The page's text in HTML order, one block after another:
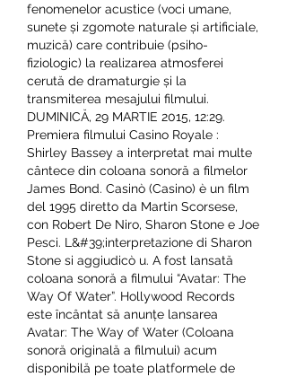
fenomenelor acustice (voci umane,
sunete și zgomote naturale și artificiale,
muzică) care contribuie (psiho-
fiziologic) la realizarea atmosferei
cerută de dramaturgie și la
transmiterea mesajului filmului.
DUMINICĂ, 29 MARTIE 2015, 12:29.
Premiera filmului Casino Royale :
Shirley Bassey a interpretat mai multe
cântece din coloana sonoră a filmelor
James Bond. Casinò (Casino) è un film
del 1995 diretto da Martin Scorsese,
con Robert De Niro, Sharon Stone e Joe
Pesci. L&#39;interpretazione di Sharon
Stone si aggiudicò u. A fost lansată
coloana sonoră a filmului “Avatar: The
Way Of Water”. Hollywood Records
este încântat să anunțe lansarea
Avatar: The Way of Water (Coloana
sonoră originală a filmului) acum
disponibilă pe toate platformele de